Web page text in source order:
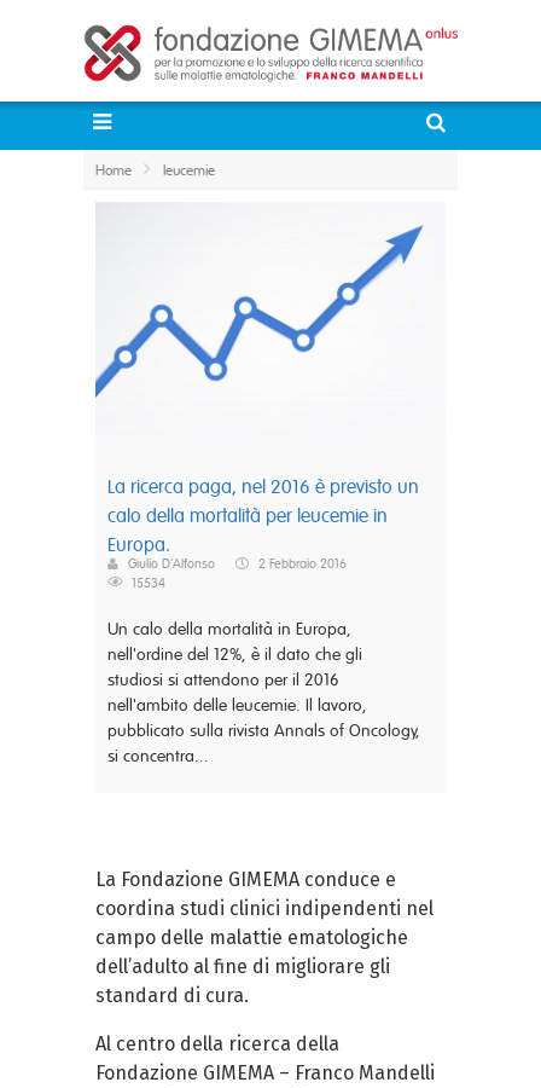
Home leucemie
La ricerca paga, nel 2016 è previsto un
calo della mortalità per leucemie in
Europa.
Giulio D'Alfonso
2 Febbraio 2016
15534
Un calo della mortalità in Europa,
nell'ordine del 12%, è il dato che gli
studiosi si attendono per il 2016
nell'ambito delle leucemie. Il lavoro,
pubblicato sulla rivista Annals of Oncology,
si concentra...
La Fondazione GIMEMA conduce e
coordina studi clinici indipendenti nel
campo delle malattie ematologiche
dell’adulto al fine di migliorare gli
standard di cura.
Al centro della ricerca della
Fondazione GIMEMA – Franco Mandelli